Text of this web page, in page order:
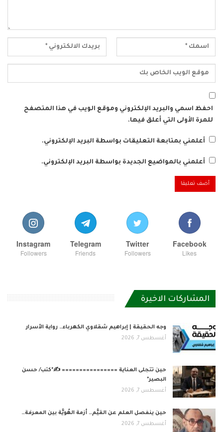
احفظ اسمي والبريد الإلكتروني وموقع الويب في هذا المتصفح
للمرة الأولى التي أعلق فيها.
أعلمني بمتابعة التعليقات بواسطة البريد الإلكتروني.
أعلمني بالمواضيع الجديدة بواسطة البريد الإلكتروني.
Facebook
Likes
Twitter
Followers
Telegram
Friends
Instagram
Followers
المشاركات الاخيرة
وجه الحقيقة | إبراهيم شقلاوي الكهرباء… رواية الأسرار
أغسطس 7, 2026
حين تتجلى العناية ================ ✍️*كتب/ حسن
البصير*
أغسطس 7, 2026
حين ينفصل العلم عن القيَّم… أزمة الهُويَّة بين المعرفة…
أغسطس 7, 2026